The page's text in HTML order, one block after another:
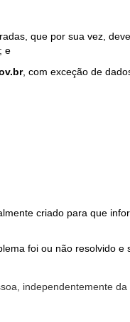
que por sua vez,
e
, com exceção de
criado para que
foi ou não resolvido e
independentemente